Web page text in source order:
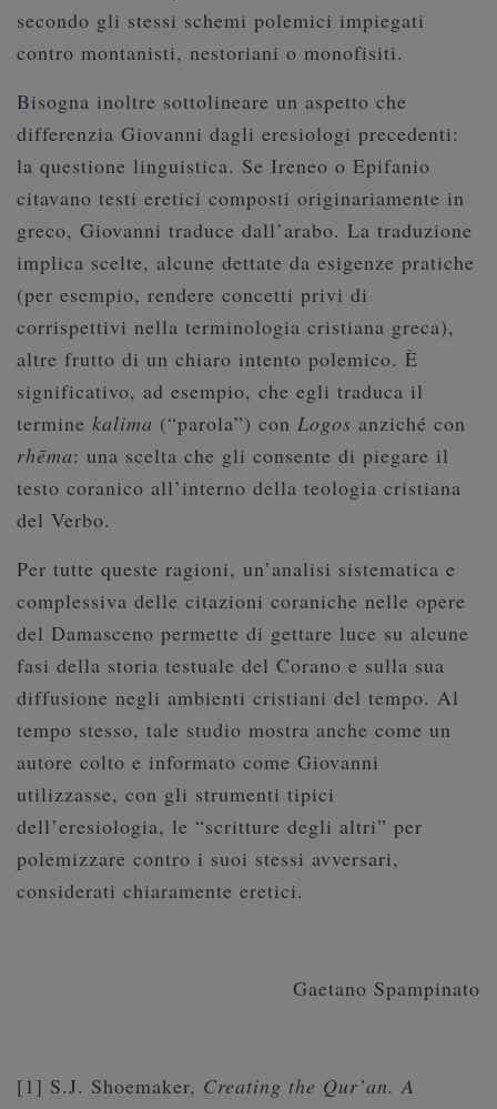
secondo gli stessi schemi polemici impiegati
contro montanisti, nestoriani o monofisiti.
Bisogna inoltre sottolineare un aspetto che
differenzia Giovanni dagli eresiologi precedenti:
la questione linguistica. Se Ireneo o Epifanio
citavano testi eretici composti originariamente in
greco, Giovanni traduce dall’arabo. La traduzione
implica scelte, alcune dettate da esigenze pratiche
(per esempio, rendere concetti privi di
corrispettivi nella terminologia cristiana greca),
altre frutto di un chiaro intento polemico. È
significativo, ad esempio, che egli traduca il
termine kalima (“parola”) con Logos anziché con
rhēma: una scelta che gli consente di piegare il
testo coranico all’interno della teologia cristiana
del Verbo.
Per tutte queste ragioni, un’analisi sistematica e
complessiva delle citazioni coraniche nelle opere
del Damasceno permette di gettare luce su alcune
fasi della storia testuale del Corano e sulla sua
diffusione negli ambienti cristiani del tempo. Al
tempo stesso, tale studio mostra anche come un
autore colto e informato come Giovanni
utilizzasse, con gli strumenti tipici
dell’eresiologia, le “scritture degli altri” per
polemizzare contro i suoi stessi avversari,
considerati chiaramente eretici.
Gaetano Spampinato
[1] S.J. Shoemaker, Creating the Qur’an. A